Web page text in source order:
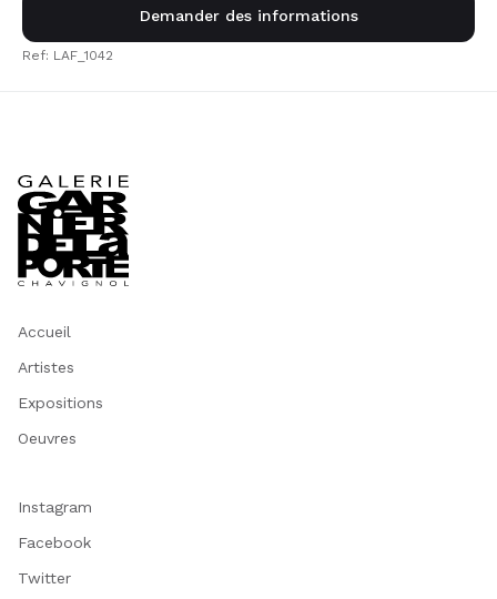
Demander des informations
Ref: LAF_1042
Accueil
Artistes
Expositions
Oeuvres
Instagram
Facebook
Twitter